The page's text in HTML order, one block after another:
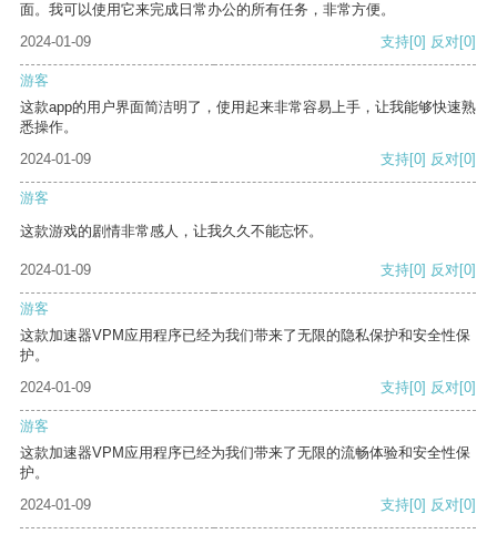
面。我可以使用它来完成日常办公的所有任务，非常方便。
2024-01-09
支持[0] 反对[0]
游客
这款app的用户界面简洁明了，使用起来非常容易上手，让我能够快速熟
悉操作。
2024-01-09
支持[0] 反对[0]
游客
这款游戏的剧情非常感人，让我久久不能忘怀。
2024-01-09 支持[0] 反对[0]
游客
这款加速器VPM应用程序已经为我们带来了无限的隐私保护和安全性保
护。
2024-01-09
支持[0] 反对[0]
游客
这款加速器VPM应用程序已经为我们带来了无限的流畅体验和安全性保
护。
2024-01-09
支持[0] 反对[0]